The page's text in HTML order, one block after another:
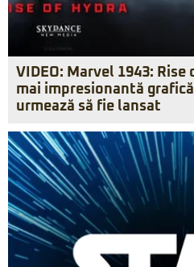
VIDEO: Marvel 1943:
mai impresionantă grafică
urmează să fie lansat